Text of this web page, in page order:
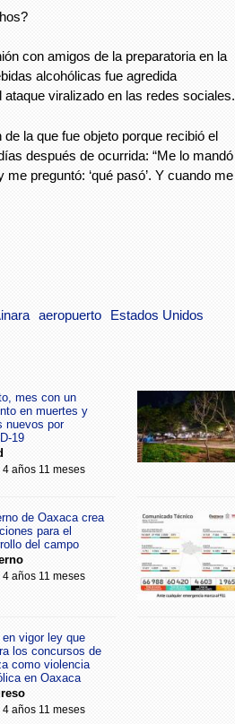
con amigos de la preparatoria en la
alcohólicas fue agredida
viralizado en las redes sociales.
la que fue objeto porque recibió el
después de ocurrida: “Me lo mandó
preguntó: ‘qué pasó’. Y cuando me
aeropuerto Estados Unidos
mes con un
en muertes y
nuevos por
19
4 años 11 meses
de Oaxaca crea
para el
del campo
4 años 11 meses
en vigor ley que
los concursos de
como violencia
en Oaxaca
4 años 11 meses